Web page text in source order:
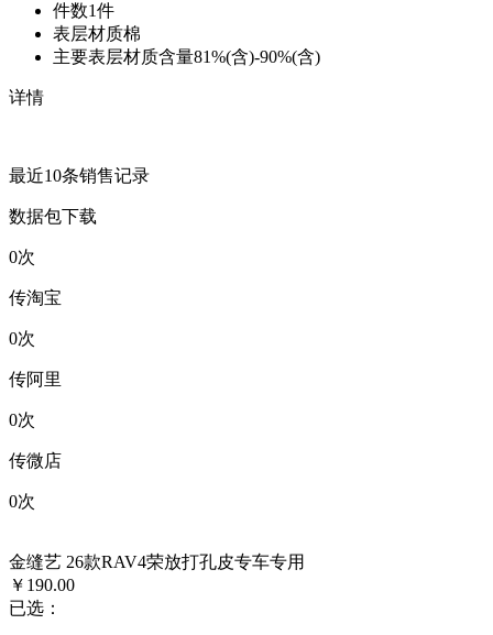
件数1件
表层材质棉
主要表层材质含量81%(含)-90%(含)
详情
最近10条销售记录
数据包下载
0次
传淘宝
0次
传阿里
0次
传微店
0次
金缝艺 26款RAV4荣放打孔皮专车专用
￥190.00
已选：